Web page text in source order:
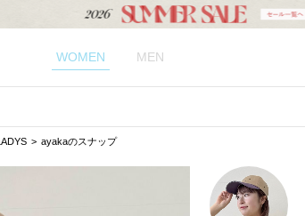
WOMEN MEN
ayakaのスナップ